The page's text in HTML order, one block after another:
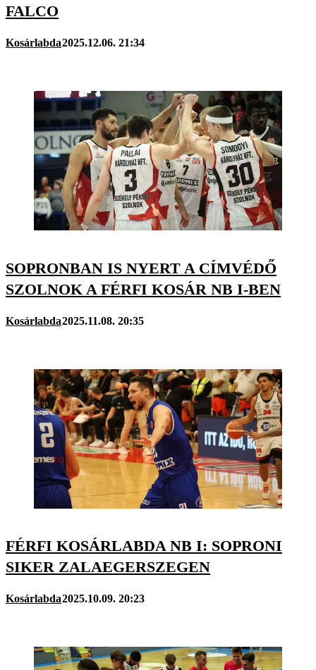
FALCO
Kosárlabda2025.12.06. 21:34
SOPRONBAN IS NYERT A CÍMVÉDŐ
SZOLNOK A FÉRFI KOSÁR NB I-BEN
Kosárlabda2025.11.08. 20:35
FÉRFI KOSÁRLABDA NB I: SOPRONI
SIKER ZALAEGERSZEGEN
Kosárlabda2025.10.09. 20:23